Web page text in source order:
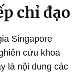
chỉ đạo
Singapore
cứu khoa
là nội dung các